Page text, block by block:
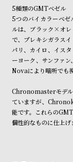
衣
装
貸
情
セ
ー
ル
N
e
A
b
5種類のGMTベゼル
5つのバイカラーベゼ
ルは、ブラック×オレ
で、プレキシガラス
パリ、カイロ、イス
ーヨーク、サンファ
Novaにより暗所でも
Chronomasterモデル
ていますが、
能です。これらの
個性的なものに仕上げ